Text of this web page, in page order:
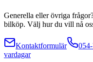
Generella eller övriga
bilköp. Välj hur du vill nå
Kontaktformulär
vardagar